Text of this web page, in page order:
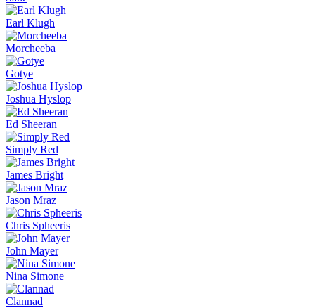
Earl Klugh
Morcheeba
Gotye
Joshua Hyslop
Ed Sheeran
Simply Red
James Bright
Jason Mraz
Chris Spheeris
John Mayer
Nina Simone
Clannad